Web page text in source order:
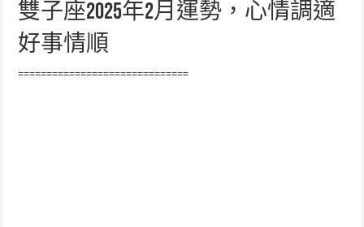
雙子座2025年2月運勢，心情調適
好事情順
==============================